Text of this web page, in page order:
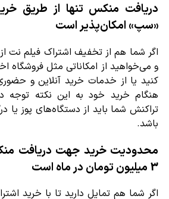
دریافت منکس تنها از طریق
«سپ» امکان‌پذیر است
اگر شما هم از تخفیف اشتراک فیلم نت
و می‌خواهید از امکاناتی مثل فروشگاه
کنید یا از خدمات خرید آنلاین و
هنگام خرید خود به این نکته توجه
تراکنش شما باید از دستگاه‌های پوز یا
باشد.
محدودیت خرید جهت دریافت
3 میلیون تومان در ماه است
اگر شما هم تمایل دارید تا با خرید